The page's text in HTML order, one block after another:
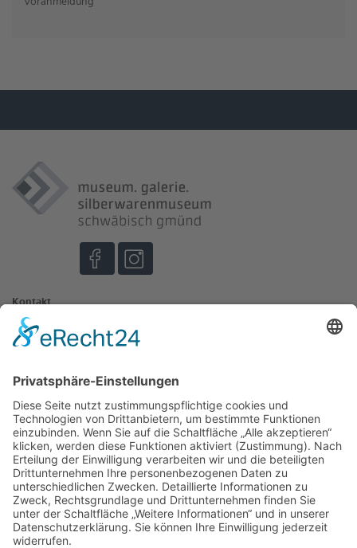
Kontakt
Johannisplatz 3
73525 Schwäbisch Gmünd
07171 603-4130
07171 603-4129
Öffnungszeiten
Museum und Galerie im Prediger
Ott-Pausersche Fabrik
Wichtige Links
Datenschutz